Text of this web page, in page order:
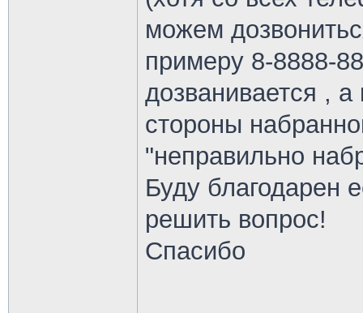
можем
примеру 8-8888-
дозванивается ,
стороны
"неправильно
Буду благодарен
решить вопрос!
Спасибо